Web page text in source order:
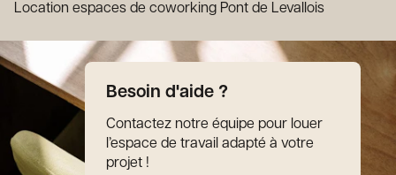
Location espaces de coworking Pont de Levallois
Besoin d'aide ?
Contactez notre équipe pour louer
l’espace de travail adapté à votre
projet !